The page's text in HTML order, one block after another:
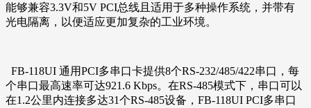
能够兼容3.3V和5V PCI总线且适用于多种操作系统，并带有
光电隔离，以便适应更加复杂的工业环境。
FB-118UI 通用PCI多串口卡提供8个RS-232/485/422串口，每
个串口最高速率可达921.6 Kbps。在RS-485模式下，串口可以
在1.2公里内连接多达31个RS-485设备，FB-118UI PCI多串口